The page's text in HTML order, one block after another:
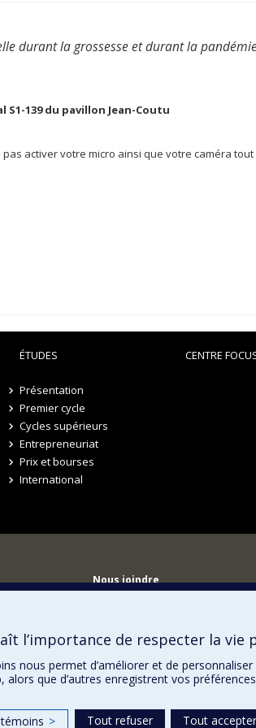
durant la grossesse et durant la
S1-139 du pavillon Jean-Coutu
activer votre micro ainsi que votre caméra
ÉTUDES
Présentation
Premier cycle
Cycles supérieurs
Entrepreneuriat
Prix et bourses
International
CENTRE
Nous joindre
l’importance de respecter la vie
nous permet d’améliorer et de
alors que d’autres enregistrent vos
> Tout refuser Tout accepter